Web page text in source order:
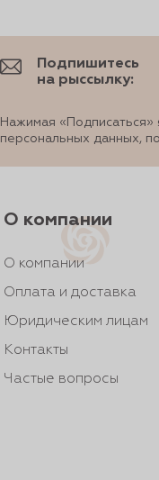
Подпишитесь
на рыссылку:
Нажимая «Подписаться»
персональных данных,
О компании
О компании
Оплата и доставка
Юридическим лицам
Контакты
Частые вопросы